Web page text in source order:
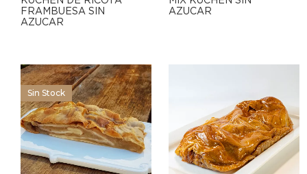
FRAMBUESA SIN
AZUCAR
AZUCAR
Sin Stock